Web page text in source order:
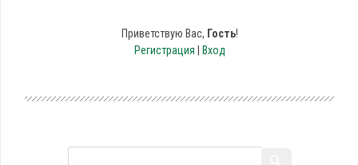
Приветствую Вас, Гость!
Регистрация
Вход